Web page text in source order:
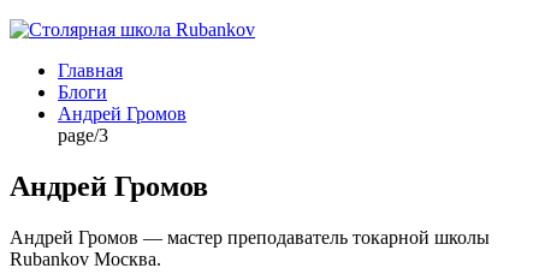
Главная
Блоги
Андрей Громов
page/3
Андрей Громов
Андрей Громов — мастер преподаватель токарной школы
Rubankov Москва.